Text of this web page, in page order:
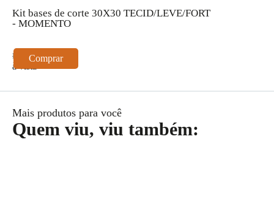
Kit bases de corte 30X30 TECID/LEVE/FORT
- MOMENTO
R$ 149,00
à vista
Comprar
Mais produtos para você
Quem viu, viu também: